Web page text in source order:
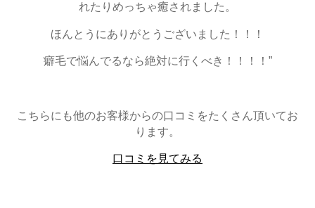
れたりめっちゃ癒されました。
ほんとうにありがとうございました！！！
癖毛で悩んでるなら絶対に行くべき！！！！”
こちらにも他のお客様からの口コミをたくさん頂いてお
ります。
口コミを見てみる